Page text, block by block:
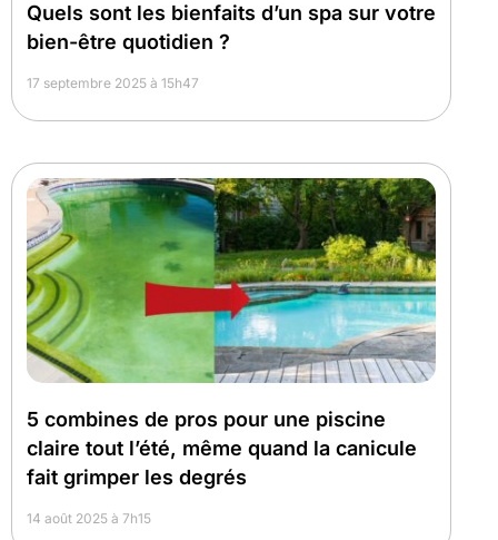
Quels sont les bienfaits d’un spa sur votre
bien-être quotidien ?
17 septembre 2025 à 15h47
5 combines de pros pour une piscine
claire tout l’été, même quand la canicule
fait grimper les degrés
14 août 2025 à 7h15